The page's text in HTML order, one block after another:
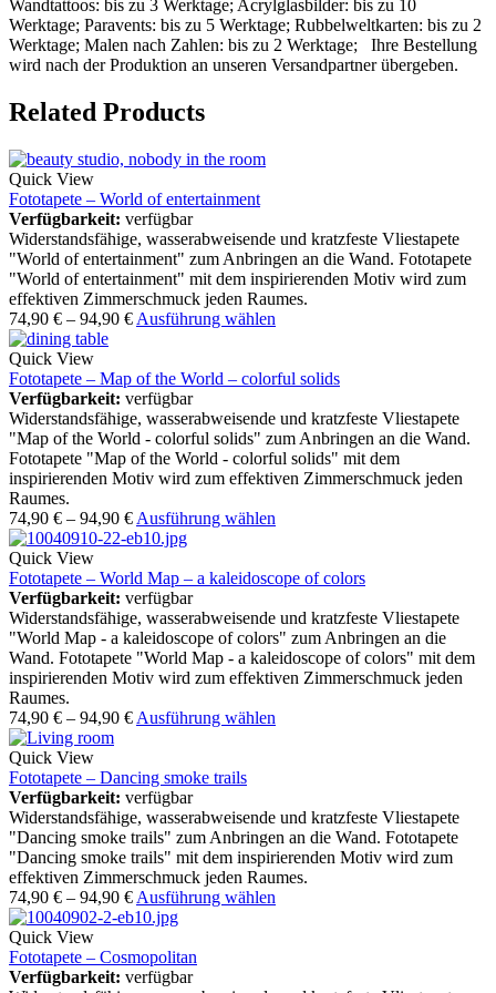
Wandtattoos: bis zu 3 Werktage; Acrylglasbilder: bis zu 10
Werktage; Paravents: bis zu 5 Werktage; Rubbelweltkarten: bis zu 2
Werktage; Malen nach Zahlen: bis zu 2 Werktage; Ihre Bestellung
wird nach der Produktion an unseren Versandpartner übergeben.
Related Products
Quick View
Fototapete – World of entertainment
Verfügbarkeit: verfügbar
Widerstandsfähige, wasserabweisende und kratzfeste Vliestapete
"World of entertainment" zum Anbringen an die Wand. Fototapete
"World of entertainment" mit dem inspirierenden Motiv wird zum
effektiven Zimmerschmuck jeden Raumes.
74,90 € – 94,90 € Ausführung wählen
Quick View
Fototapete – Map of the World – colorful solids
Verfügbarkeit: verfügbar
Widerstandsfähige, wasserabweisende und kratzfeste Vliestapete
"Map of the World - colorful solids" zum Anbringen an die Wand.
Fototapete "Map of the World - colorful solids" mit dem
inspirierenden Motiv wird zum effektiven Zimmerschmuck jeden
Raumes.
74,90 € – 94,90 € Ausführung wählen
Quick View
Fototapete – World Map – a kaleidoscope of colors
Verfügbarkeit: verfügbar
Widerstandsfähige, wasserabweisende und kratzfeste Vliestapete
"World Map - a kaleidoscope of colors" zum Anbringen an die
Wand. Fototapete "World Map - a kaleidoscope of colors" mit dem
inspirierenden Motiv wird zum effektiven Zimmerschmuck jeden
Raumes.
74,90 € – 94,90 € Ausführung wählen
Quick View
Fototapete – Dancing smoke trails
Verfügbarkeit: verfügbar
Widerstandsfähige, wasserabweisende und kratzfeste Vliestapete
"Dancing smoke trails" zum Anbringen an die Wand. Fototapete
"Dancing smoke trails" mit dem inspirierenden Motiv wird zum
effektiven Zimmerschmuck jeden Raumes.
74,90 € – 94,90 € Ausführung wählen
Quick View
Fototapete – Cosmopolitan
Verfügbarkeit: verfügbar